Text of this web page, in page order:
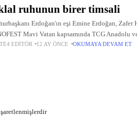
ruhunun birer timsali
Erdoğan'ın eşi Emine Erdoğan, Zafer
Mavi Vatan kapsamında TCG Anadolu
yatının da aralarında olduğu filonun
EDITÖR 12 AY ÖNCE OKUMAYA DEVAM ET